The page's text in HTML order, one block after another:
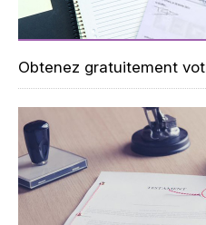
Obtenez gratuitement